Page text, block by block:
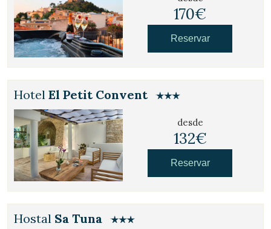
170€
Reservar
Hotel El Petit Convent
desde
132€
Reservar
Hostal Sa Tuna